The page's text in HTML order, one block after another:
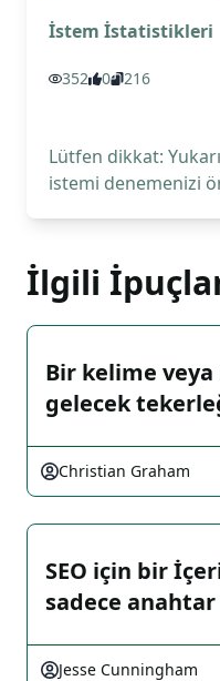
İstem İstatistikleri
352 0 216
Lütfen dikkat:
istemi denemenizi
İlgili
Bir kelime
gelecek
Christian Graham
SEO için bir
sadece
Jesse Cunningham